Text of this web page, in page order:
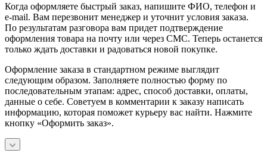
Когда оформляете быстрый заказ, напишите ФИО, телефон и
e-mail. Вам перезвонит менеджер и уточнит условия заказа.
По результатам разговора вам придет подтверждение
оформления товара на почту или через СМС. Теперь останется
только ждать доставки и радоваться новой покупке.
Оформление заказа в стандартном режиме выглядит
следующим образом. Заполняете полностью форму по
последовательным этапам: адрес, способ доставки, оплаты,
данные о себе. Советуем в комментарии к заказу написать
информацию, которая поможет курьеру вас найти. Нажмите
кнопку «Оформить заказ».